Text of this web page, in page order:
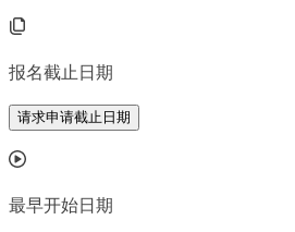
报名截止日期
请求申请截止日期
最早开始日期